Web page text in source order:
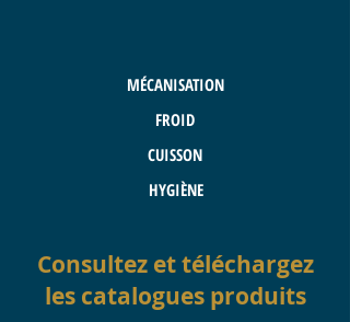
HYGIÈNE
CUISSON
FROID
MÉCANISATION
Consultez et téléchargez
les catalogues produits